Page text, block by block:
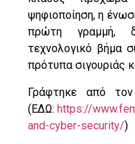
ψηφιοποίηση, η
πρώτη γραμμή,
τεχνολογικό βήμα
πρότυπα σιγουριάς
Γράφτηκε από
(ΕΔΩ: https://
and-cyber-security/)